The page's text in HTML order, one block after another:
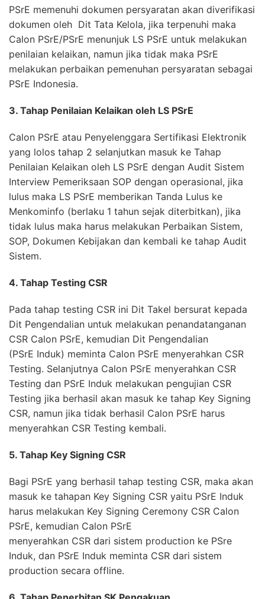
PSrE memenuhi dokumen persyaratan akan diverifikasi
dokumen oleh Dit Tata Kelola, jika terpenuhi maka
Calon PSrE/PSrE menunjuk LS PSrE untuk melakukan
penilaian kelaikan, namun jika tidak maka PSrE
melakukan perbaikan pemenuhan persyaratan sebagai
PSrE Indonesia.
3. Tahap Penilaian Kelaikan oleh LS PSrE
Calon PSrE atau Penyelenggara Sertifikasi Elektronik
yang lolos tahap 2 selanjutkan masuk ke Tahap
Penilaian Kelaikan oleh LS PSrE dengan Audit Sistem
Interview Pemeriksaan SOP dengan operasional, jika
lulus maka LS PSrE memberikan Tanda Lulus ke
Menkominfo (berlaku 1 tahun sejak diterbitkan), jika
tidak lulus maka harus melakukan Perbaikan Sistem,
SOP, Dokumen Kebijakan dan kembali ke tahap Audit
Sistem.
4. Tahap Testing CSR
Pada tahap testing CSR ini Dit Takel bersurat kepada
Dit Pengendalian untuk melakukan penandatanganan
CSR Calon PSrE, kemudian Dit Pengendalian
(PSrE Induk) meminta Calon PSrE menyerahkan CSR
Testing. Selanjutnya Calon PSrE menyerahkan CSR
Testing dan PSrE Induk melakukan pengujian CSR
Testing jika berhasil akan masuk ke tahap Key Signing
CSR, namun jika tidak berhasil Calon PSrE harus
menyerahkan CSR Testing kembali.
5. Tahap Key Signing CSR
Bagi PSrE yang berhasil tahap testing CSR, maka akan
masuk ke tahapan Key Signing CSR yaitu PSrE Induk
harus melakukan Key Signing Ceremony CSR Calon
PSrE, kemudian Calon PSrE
menyerahkan CSR dari sistem production ke PSre
Induk, dan PSrE Induk meminta CSR dari sistem
production secara offline.